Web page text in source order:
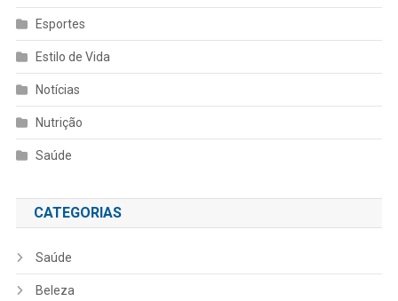
Esportes
Estilo de Vida
Notícias
Nutrição
Saúde
CATEGORIAS
Saúde
Beleza